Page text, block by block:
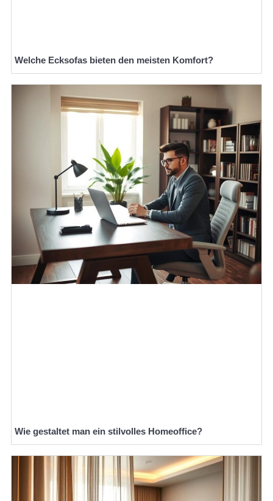
Welche Ecksofas bieten den meisten Komfort?
Wie gestaltet man ein stilvolles Homeoffice?